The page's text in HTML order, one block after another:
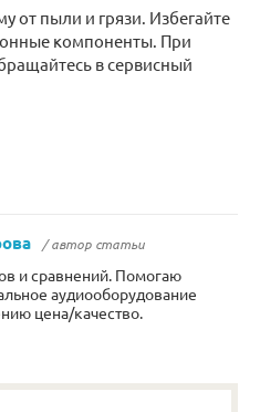
от пыли и грязи. Избегайте
компоненты. При
в сервисный
/ автор статьи
и сравнений. Помогаю
аудиооборудование
цена/качество.